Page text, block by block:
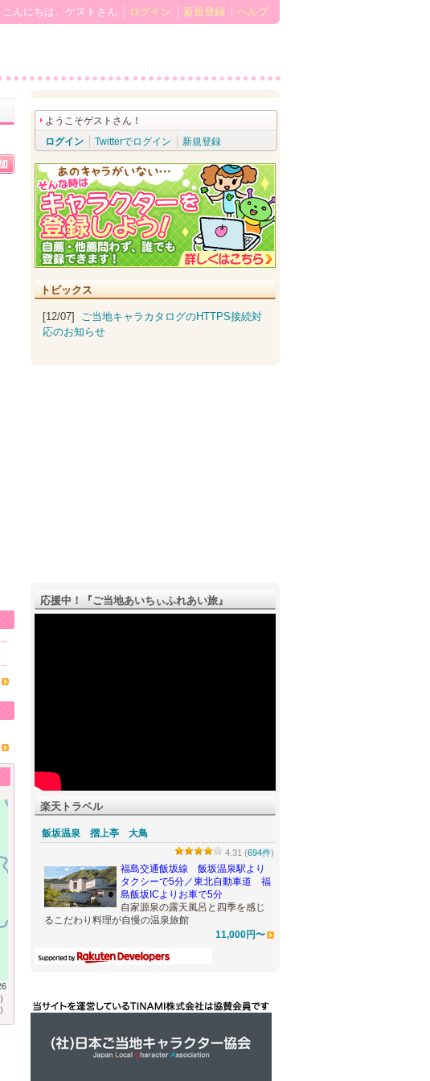
こんにちは、ゲストさん ログイン 新規登録 ヘルプ
）
）
ようこそゲストさん！
ログイン
Twitterでログイン 新規登録
トピックス
[12/07] ご当地キャラカタログのHTTPS接続対
応のお知らせ
応援中！『ご­当地あいちぃふれあい旅』
楽天トラベル
飯坂温泉 摺上亭 大鳥
4.31 (694件)
福島交通飯坂線 飯坂温泉駅より
タクシーで5分／東北自動車道 福
島飯坂ICよりお車で5分
自家源泉の露天風呂と四季を感じ
るこだわり料理が自慢の温泉旅館
11,000円〜